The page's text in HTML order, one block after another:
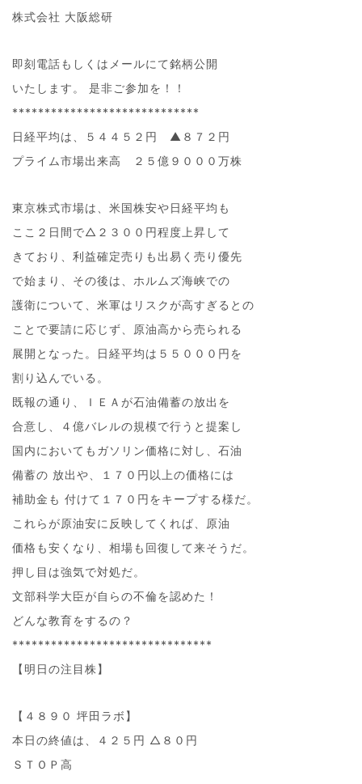
株式会社 大阪総研
即刻電話もしくはメールにて銘柄公開
いたします。 是非ご参加を！！
*****************************
日経平均は、５４４５２円 ▲８７２円
プライム市場出来高 ２５億９０００万株
東京株式市場は、米国株安や日経平均も
ここ２日間で△２３００円程度上昇して
きており、利益確定売りも出易く売り優先
で始まり、その後は、ホルムズ海峡での
護衛について、米軍はリスクが高すぎるとの
ことで要請に応じず、原油高から売られる
展開となった。日経平均は５５０００円を
割り込んでいる。
既報の通り、ＩＥＡが石油備蓄の放出を
合意し、４億バレルの規模で行うと提案し
国内においてもガソリン価格に対し、石油
備蓄の 放出や、１７０円以上の価格には
補助金も 付けて１７０円をキープする様だ。
これらが原油安に反映してくれば、原油
価格も安くなり、相場も回復して来そうだ。
押し目は強気で対処だ。
文部科学大臣が自らの不倫を認めた！
どんな教育をするの？
*******************************
【明日の注目株】
【４８９０ 坪田ラボ】
本日の終値は、４２５円 △８０円
ＳＴＯＰ高